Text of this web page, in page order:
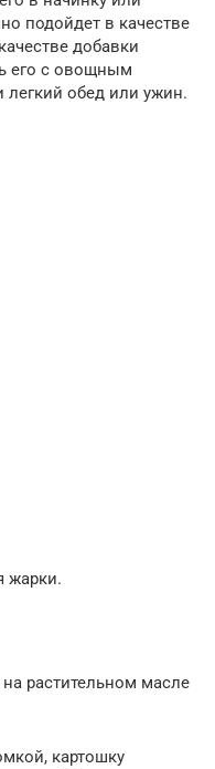
подойдет в качестве
добавки
его с овощным
легкий обед или ужин.
жарки.
растительном масле
картошку